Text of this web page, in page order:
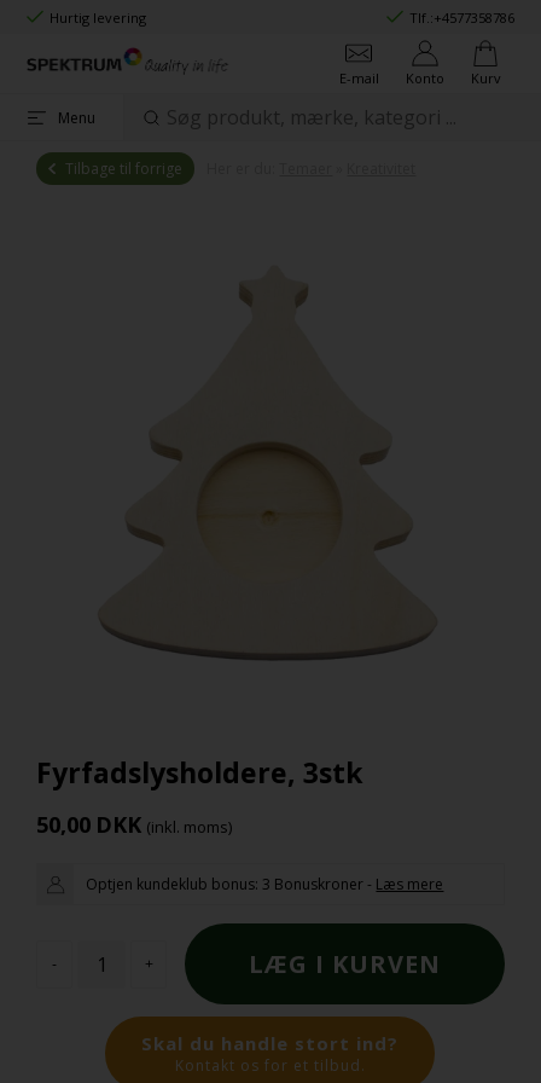
Hurtig levering Tlf.:+4577358786
E-mail Konto Kurv
Menu
Tilbage til forrige
Fyrfadslysholdere, 3stk
50,00 DKK (inkl. moms)
Optjen kundeklub bonus: 3 Bonuskroner - Læs mere
- +
Skal du handle stort ind?
Kontakt os for et tilbud.